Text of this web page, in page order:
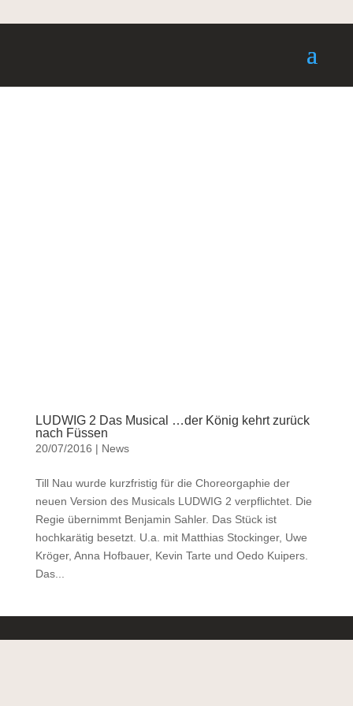
LUDWIG 2 Das Musical …der König kehrt zurück
nach Füssen
20/07/2016 | News
Till Nau wurde kurzfristig für die Choreorgaphie der
neuen Version des Musicals LUDWIG 2 verpflichtet. Die
Regie übernimmt Benjamin Sahler. Das Stück ist
hochkarätig besetzt. U.a. mit Matthias Stockinger, Uwe
Kröger, Anna Hofbauer, Kevin Tarte und Oedo Kuipers.
Das...